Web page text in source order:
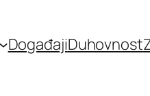
DogađajiDuhovnost